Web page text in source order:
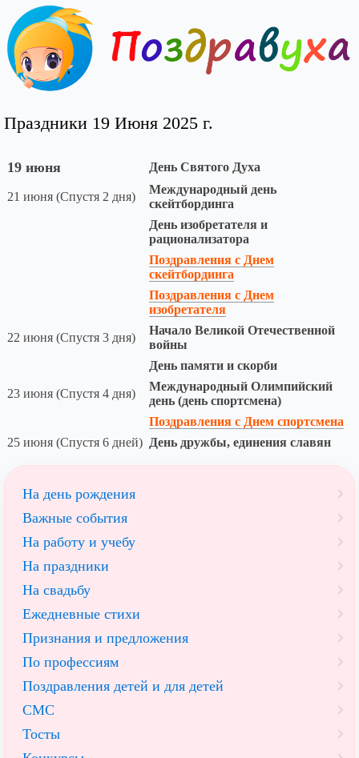
Праздники 19 Июня 2025 г.
19 июня День Святого Духа
21 июня (Спустя 2 дня)
Международный день
скейтбординга
День изобретателя и
рационализатора
Поздравления с Днем
скейтбординга
Поздравления с Днем
изобретателя
22 июня (Спустя 3 дня)
Начало Великой Отечественной
войны
День памяти и скорби
23 июня (Спустя 4 дня)
Международный Олимпийский
день (день спортсмена)
Поздравления с Днем спортсмена
25 июня (Спустя 6 дней) День дружбы, единения славян
На день рождения
Важные события
На работу и учебу
На праздники
На свадьбу
Ежедневные стихи
Признания и предложения
По профессиям
Поздравления детей и для детей
СМС
Тосты